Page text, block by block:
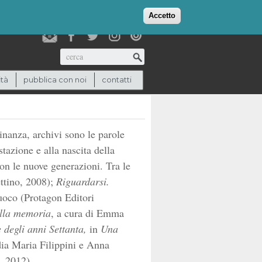
Accetto
(0)
Cerca
pubblica con noi contatti
archivi sono le parole
e alla nascita della
le nuove generazioni. Tra le
2008); Riguardarsi.
(Protagon Editori
memoria, a cura di Emma
anni Settanta, in Una
Maria Filippini e Anna